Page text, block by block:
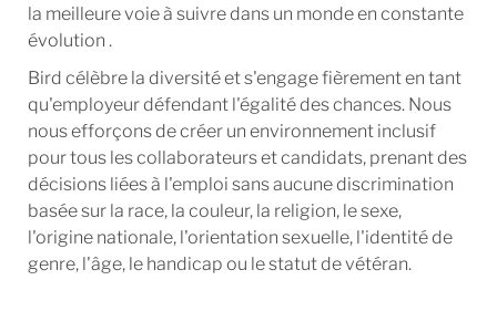
la meilleure voie à suivre dans un monde en constante
évolution .
Bird célèbre la diversité et s'engage fièrement en tant
qu'employeur défendant l'égalité des chances. Nous
nous efforçons de créer un environnement inclusif
pour tous les collaborateurs et candidats, prenant des
décisions liées à l'emploi sans aucune discrimination
basée sur la race, la couleur, la religion, le sexe,
l'origine nationale, l'orientation sexuelle, l'identité de
genre, l'âge, le handicap ou le statut de vétéran.